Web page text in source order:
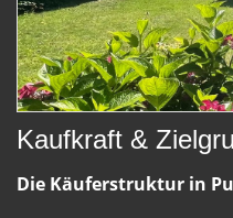
Kaufkraft &
Die Käuferstruktur in